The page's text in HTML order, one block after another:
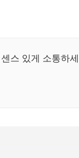
스 있게 소통하